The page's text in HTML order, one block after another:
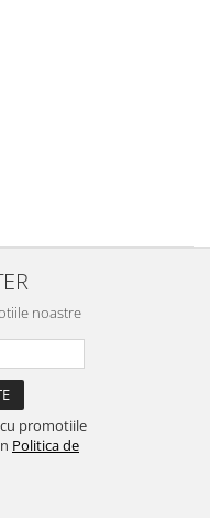
noastre
promotiile
Politica de